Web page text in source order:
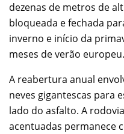
dezenas de metros de
bloqueada e fechada
inverno e início da
meses de verão europeu.
A reabertura anual
neves gigantescas para
lado do asfalto. A
acentuadas permanece